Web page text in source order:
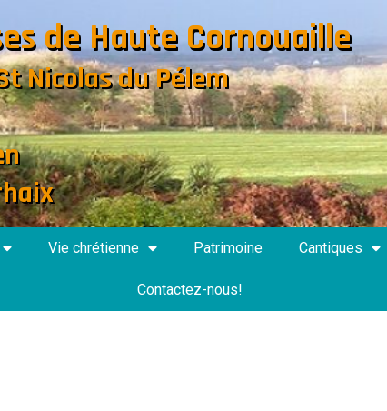
de Haute Cornouaille
Nicolas du Pélem
Vie chrétienne Patrimoine Cantiques
Contactez-nous!